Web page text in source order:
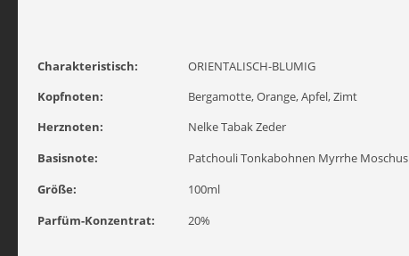
Charakteristisch:
ORIENTALISCH-BLUMIG
Kopfnoten:
Bergamotte, Orange, Apfel, Zimt
Herznoten:
Nelke Tabak Zeder
Basisnote:
Patchouli Tonkabohnen Myrrhe Moschus
Größe:
100ml
Parfüm-Konzentrat:
20%